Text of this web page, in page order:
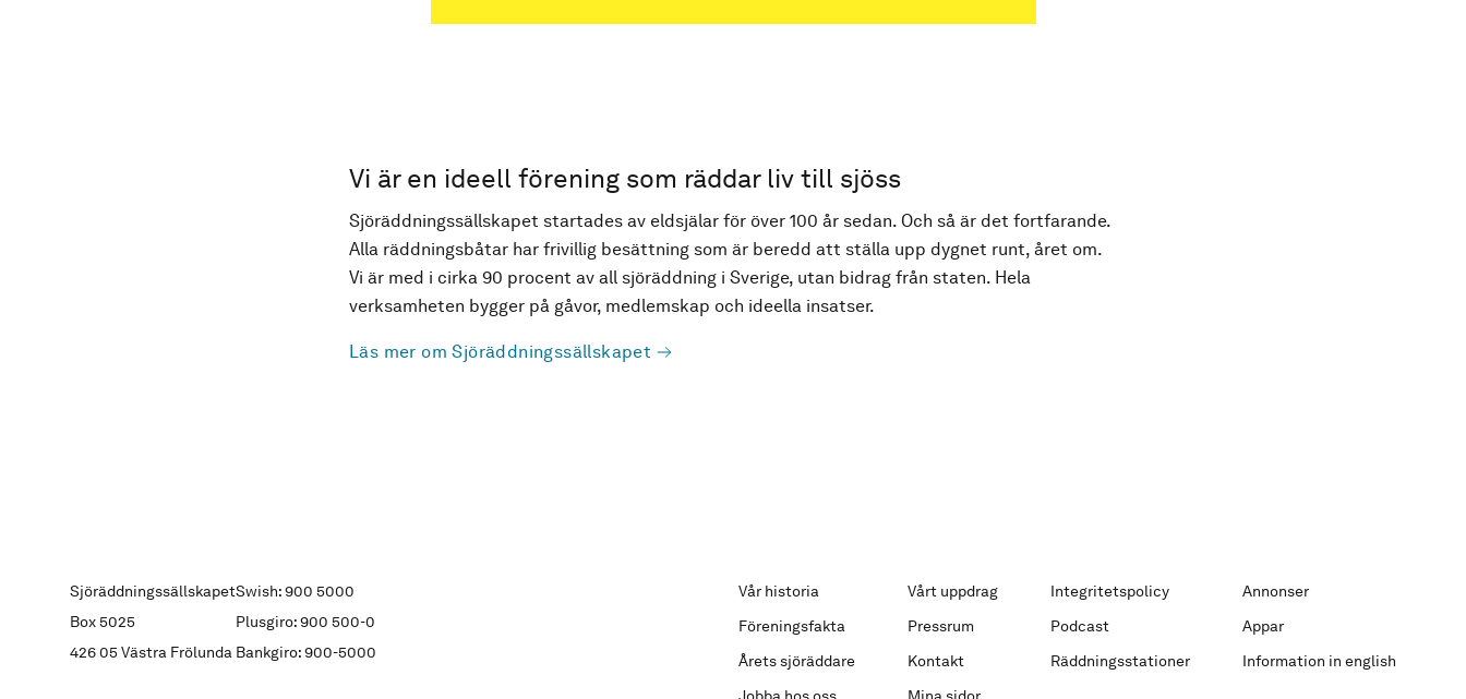
Vi är en ideell förening som räddar liv till sjöss
Sjöräddningssällskapet startades av eldsjälar för över 100 år sedan. Och så är det fortfarande.
Alla räddningsbåtar har frivillig besättning som är beredd att ställa upp dygnet runt, året om.
Vi är med i cirka 90 procent av all sjöräddning i Sverige, utan bidrag från staten. Hela
verksamheten bygger på gåvor, medlemskap och ideella insatser.
Läs mer om Sjöräddningssällskapet
Sjöräddningssällskapet
Box 5025
426 05 Västra Frölunda
Swish: 900 5000
Plusgiro: 900 500-0
Bankgiro: 900-5000
Vår historia Vårt uppdrag Integritetspolicy
Annonser
Föreningsfakta
Pressrum Podcast
Appar
Årets sjöräddare
Kontakt Räddningsstationer
Information in english